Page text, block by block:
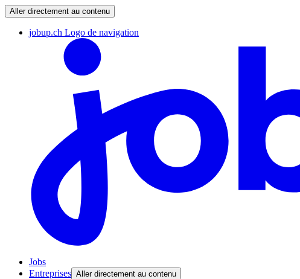
Aller directement au contenu
jobup.ch Logo de navigation
Jobs
Entreprises Aller directement au contenu